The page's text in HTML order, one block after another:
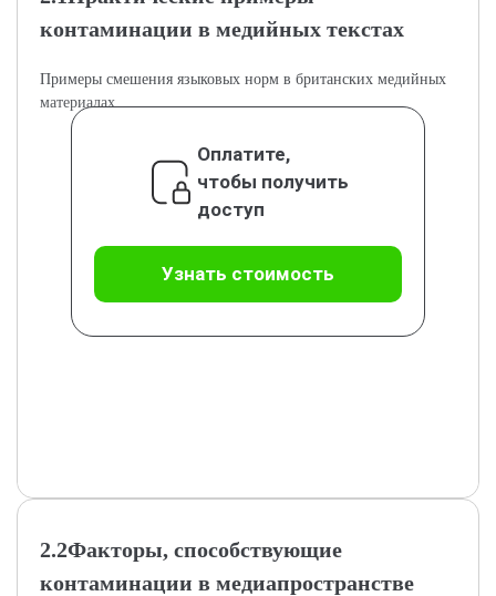
контаминации в медийных текстах
Примеры смешения языковых норм в британских медийных
материалах.
Оплатите,
чтобы получить
доступ
Узнать стоимость
2.2Факторы, способствующие
контаминации в медиапространстве